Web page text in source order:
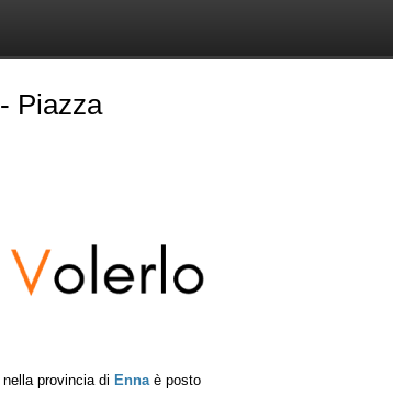
- Piazza
nella provincia di Enna è posto